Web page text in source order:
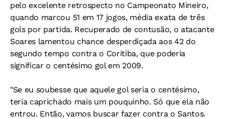
pelo excelente retrospecto no Campeonato Mineiro,
quando marcou 51 em 17 jogos, média exata de três
gols por partida. Recuperado de contusão, o atacante
Soares lamentou chance desperdiçada aos 42 do
segundo tempo contra o Coritiba, que poderia
significar o centésimo gol em 2009.
"Se eu soubesse que aquele gol seria o centésimo,
teria caprichado mais um pouquinho. Só que ela não
entrou. Então, vamos buscar fazer contra o Santos.